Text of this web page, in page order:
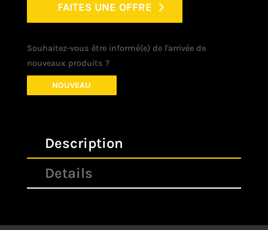
FAITES UNE OFFRE
Souhaitez-vous être informé(e) de l'arrivée de
nouveaux produits ?
NOUVEAU
Description
Details